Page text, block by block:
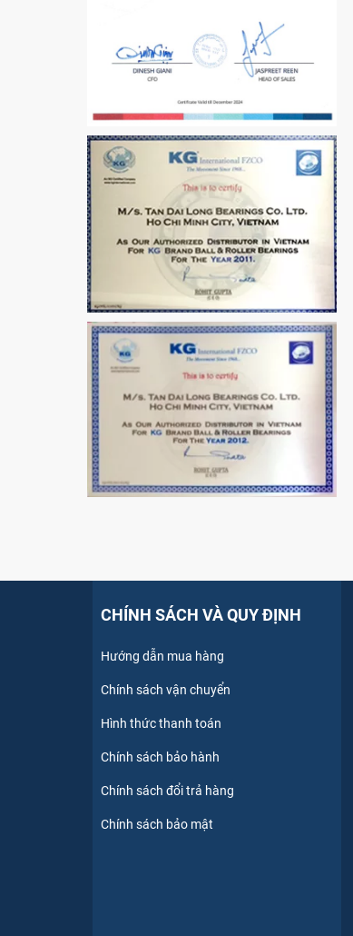
MĂNG XÔNG H2306
Bích 7215 B
VÒNG BI / BẠC ĐẠN
MẮT TRÂU GE12
VÒNG BI / BẠC ĐẠN
CHÀ TRÒN 51106
CHÍNH SÁCH VÀ QUY ĐỊNH
Hướng dẫn mua hàng
Chính sách vận chuyển
Hình thức thanh toán
Chính sách bảo hành
Chính sách đổi trả hàng
Chính sách bảo mật